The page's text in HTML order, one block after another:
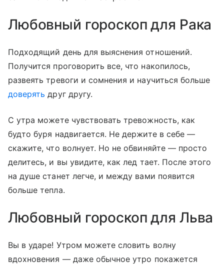
Любовный гороскоп для Рака
Подходящий день для выяснения отношений.
Получится проговорить все, что накопилось,
развеять тревоги и сомнения и научиться больше
доверять друг другу.
С утра можете чувствовать тревожность, как
будто буря надвигается. Не держите в себе —
скажите, что волнует. Но не обвиняйте — просто
делитесь, и вы увидите, как лед тает. После этого
на душе станет легче, и между вами появится
больше тепла.
Любовный гороскоп для Льва
Вы в ударе! Утром можете словить волну
вдохновения — даже обычное утро покажется